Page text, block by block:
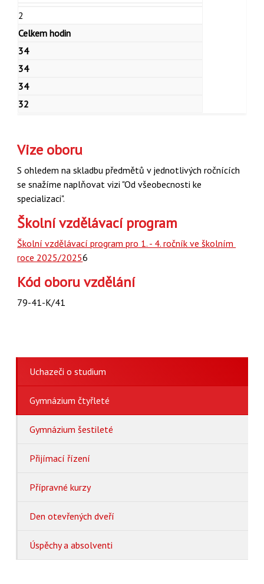
2
Celkem hodin
34
34
34
32
Vize oboru
S ohledem na skladbu předmětů v jednotlivých ročnících
se snažíme naplňovat vizi "Od všeobecnosti ke
specializaci".
Školní vzdělávací program
Školní vzdělávací program pro 1. - 4. ročník ve školním
roce 2025/20256
Kód oboru vzdělání
79-41-K/41
Uchazeči o studium
Gymnázium čtyřleté
Gymnázium šestileté
Přijímací řízení
Přípravné kurzy
Den otevřených dveří
Úspěchy a absolventi